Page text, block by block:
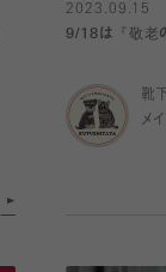
2023.09.15
9/18は『敬老
靴
メ